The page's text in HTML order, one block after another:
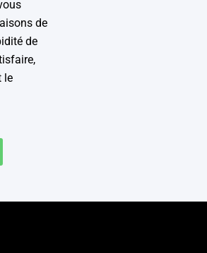
de
de
le